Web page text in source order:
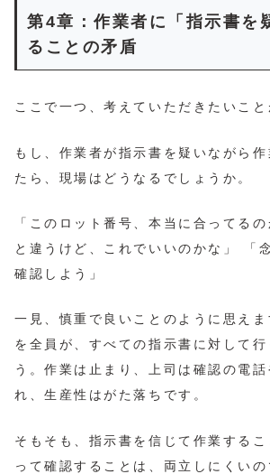
第4章：作業者に「指示書を
ることの矛盾
ここで一つ、考えていただきたいこと
もし、作業者が指示書を疑いながら
たら、現場はどうなるでしょうか。
「このロット番号、本当に合ってる
と違うけど、これでいいのかな」 「
確認しよう」
一見、慎重で良いことのように思え
を全員が、すべての指示書に対して行
う。作業は止まり、上司は確認の電
れ、生産性はがた落ちです。
そもそも、指示書を信じて作業する
って確認することは、両立しにくい